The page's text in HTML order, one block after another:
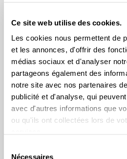
Ce site web utilise des cookies.
Les cookies nous permettent de
et les annonces, d'offrir des
médias sociaux et d'analyser
partageons également des
notre site avec nos partenaires
publicité et d'analyse, qui
avec d'autres informations que
ou qu'ils ont collectées lors de
Nécessaires
défendre les travailleuses
Ce n’est pas vrai qu’en
l’inflation atteint des taux
accepter de maintenir les
conditions de précarité
que le président de
millions d’augmentations
monsieur Cournoyer.